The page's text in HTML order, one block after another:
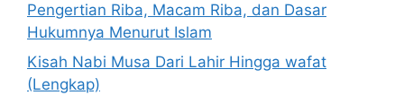
Pengertian Riba, Macam Riba, dan Dasar
Hukumnya Menurut Islam
Kisah Nabi Musa Dari Lahir Hingga wafat
(Lengkap)